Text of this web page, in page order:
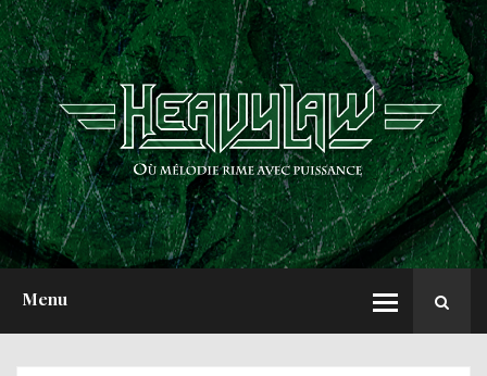
Menu
ACCUEIL
NEWS
CHRONIQUES
INTERVIEWS
REPORTS
A PROPOS